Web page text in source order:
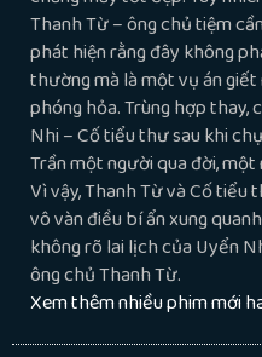
Thanh Từ – ông chủ tiệm
phát hiện rằng đây không
thường mà là một vụ án
phóng hỏa. Trùng hợp thay,
Nhi – Cố tiểu thư sau khi
Trần một người qua đời,
Vì vậy, Thanh Từ và Cố tiểu
vô vàn điều bí ẩn xung
không rõ lai lịch của Uyển
ông chủ Thanh Từ.
Xem thêm nhiều phim mới